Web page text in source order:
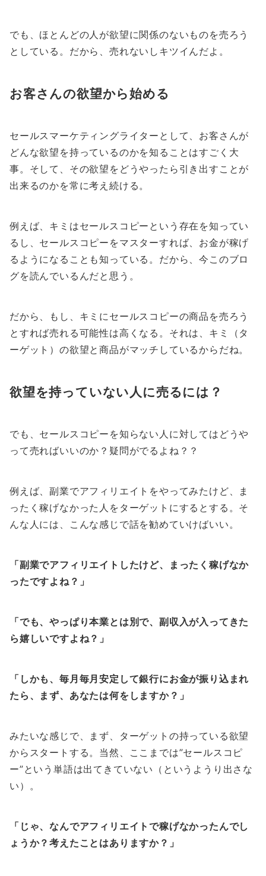
でも、ほとんどの人が欲望に関係のないものを売ろう
としている。だから、売れないしキツイんだよ。
お客さんの欲望から始める
セールスマーケティングライターとして、お客さんが
どんな欲望を持っているのかを知ることはすごく大
事。そして、その欲望をどうやったら引き出すことが
出来るのかを常に考え続ける。
例えば、キミはセールスコピーという存在を知ってい
るし、セールスコピーをマスターすれば、お金が稼げ
るようになることも知っている。だから、今このブロ
グを読んでいるんだと思う。
だから、もし、キミにセールスコピーの商品を売ろう
とすれば売れる可能性は高くなる。それは、キミ（タ
ーゲット）の欲望と商品がマッチしているからだね。
欲望を持っていない人に売るには？
でも、セールスコピーを知らない人に対してはどうや
って売ればいいのか？疑問がでるよね？？
例えば、副業でアフィリエイトをやってみたけど、ま
ったく稼げなかった人をターゲットにするとする。そ
んな人には、こんな感じで話を勧めていけばいい。
「副業でアフィリエイトしたけど、まったく稼げなか
ったですよね？」
「でも、やっぱり本業とは別で、副収入が入ってきた
ら嬉しいですよね？」
「しかも、毎月毎月安定して銀行にお金が振り込まれ
たら、まず、あなたは何をしますか？」
みたいな感じで、まず、ターゲットの持っている欲望
からスタートする。当然、ここまでは”セールスコピ
ー”という単語は出てきていない（というようり出さな
い）。
「じゃ、なんでアフィリエイトで稼げなかったんでし
ょうか？考えたことはありますか？」